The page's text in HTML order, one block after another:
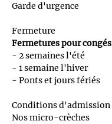
Garde d'urgence
Fermeture
Fermetures pour congés
- 2 semaines l'été
- 1 semaine l'hiver
- Ponts et jours fériés
Conditions d'admission
Nos micro-crèches